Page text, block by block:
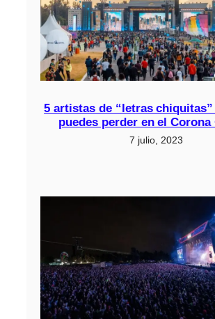
5 artistas de “letras
puedes perder en el Corona
7 julio, 2023